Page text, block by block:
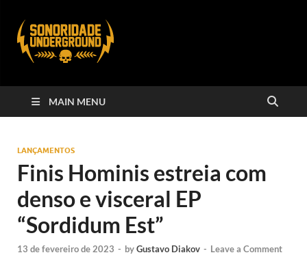
MAIN MENU
LANÇAMENTOS
Finis Hominis estreia com
denso e visceral EP
“Sordidum Est”
13 de fevereiro de 2023 - byGustavo Diakov - Leave a Comment